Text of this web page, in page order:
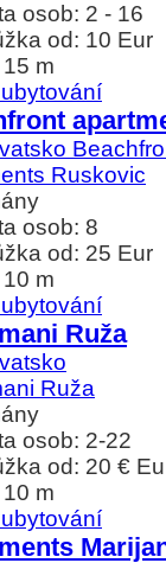
osob: 2 - 16
od: 10 Eur
m
osob: 8
od: 25 Eur
m
Ruža
osob: 2-22
od: 20 €
m